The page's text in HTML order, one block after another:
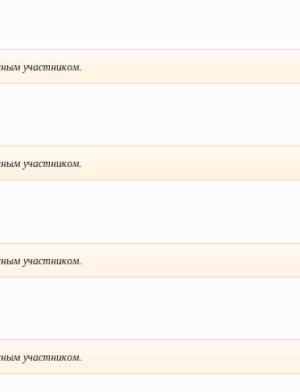
участником.
участником.
участником.
участником.